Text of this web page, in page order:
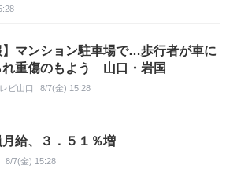
】マンション駐車場で…歩行者が車に
れ重傷のもよう 山口・岩国
ビ山口 8/7(金) 15:28
給、３．５１％増
8/7(金) 15:28